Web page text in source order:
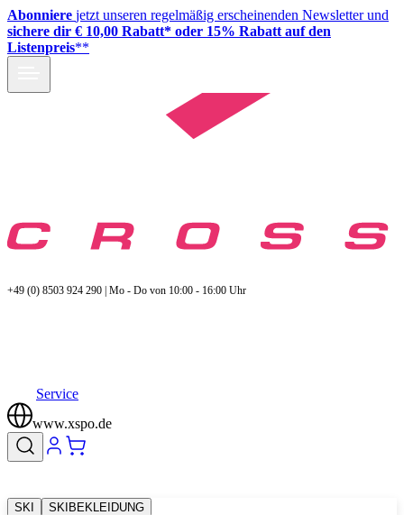
Abonniere jetzt unseren regelmäßig erscheinenden Newsletter und
sichere dir € 10,00 Rabatt* oder 15% Rabatt auf den
Listenpreis**
+49 (0) 8503 924 290 | Mo - Do von 10:00 - 16:00 Uhr
Service
www.xspo.de
SKI SKIBEKLEIDUNG